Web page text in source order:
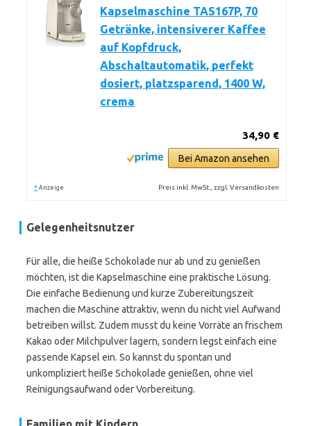
Kapselmaschine TAS167P, 70
Getränke, intensiverer Kaffee
auf Kopfdruck,
Abschaltautomatik, perfekt
dosiert, platzsparend, 1400 W,
crema
34,90 €
Bei Amazon ansehen
* Anzeige Preis inkl. MwSt., zzgl. Versandkosten
Gelegenheitsnutzer
Für alle, die heiße Schokolade nur ab und zu genießen
möchten, ist die Kapselmaschine eine praktische Lösung.
Die einfache Bedienung und kurze Zubereitungszeit
machen die Maschine attraktiv, wenn du nicht viel Aufwand
betreiben willst. Zudem musst du keine Vorräte an frischem
Kakao oder Milchpulver lagern, sondern legst einfach eine
passende Kapsel ein. So kannst du spontan und
unkompliziert heiße Schokolade genießen, ohne viel
Reinigungsaufwand oder Vorbereitung.